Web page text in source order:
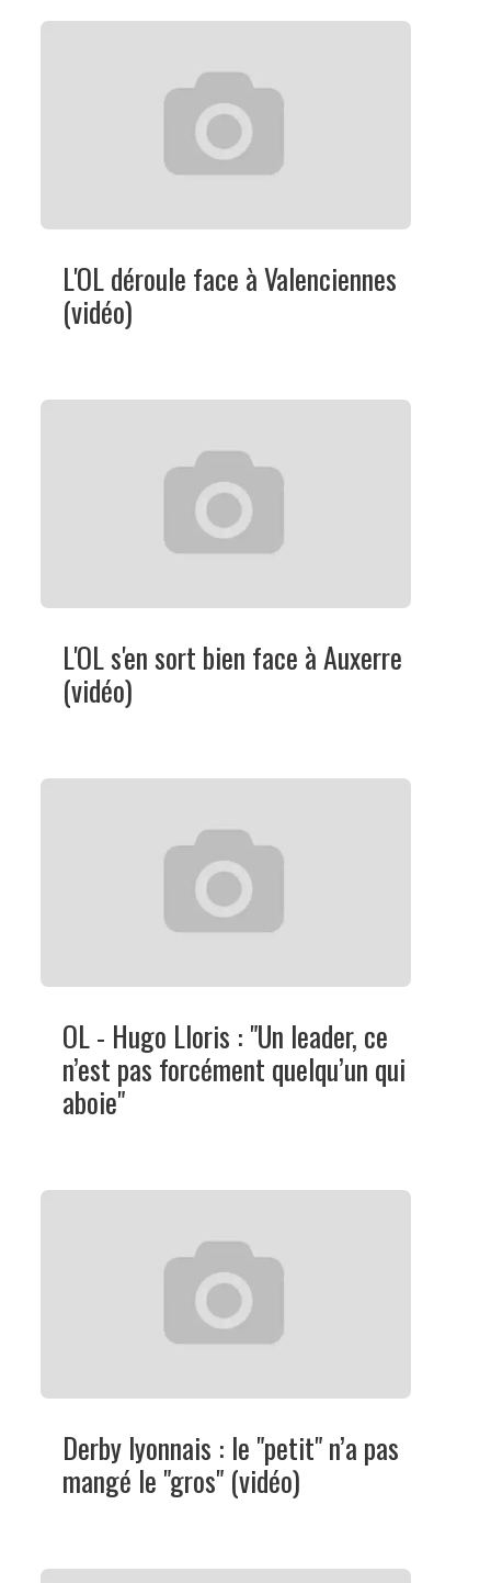
L'OL déroule face à Valenciennes
(vidéo)
L'OL s'en sort bien face à Auxerre
(vidéo)
OL - Hugo Lloris : "Un leader, ce
n’est pas forcément quelqu’un qui
aboie"
Derby lyonnais : le "petit" n’a pas
mangé le "gros" (vidéo)